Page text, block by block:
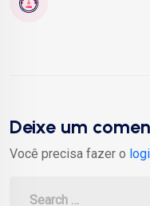
Deixe um
Você precisa fazer o